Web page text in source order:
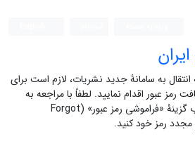
به سامانۀ جدید نشریات، لازم است برای
رمز عبور اقدام نمایید. لطفاً با مراجعه به
منوی ورود به سامانه و انتخاب گزینۀ «فراموشی رمز عبور» (Forgot